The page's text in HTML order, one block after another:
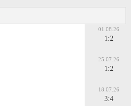
01.08.26
1:2
25.07.26
1:2
18.07.26
3:4